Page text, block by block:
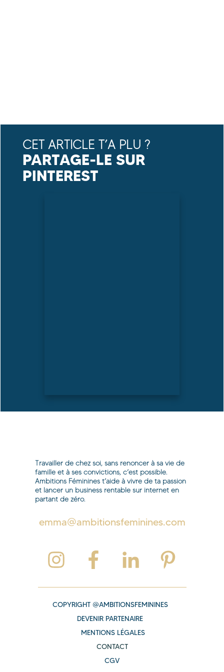
CET ARTICLE T’A PLU ?
PARTAGE-LE SUR
PINTEREST
Travailler de chez soi, sans renoncer à sa vie de
famille et à ses convictions, c’est possible.
Ambitions Féminines t’aide à vivre de ta passion
et lancer un business rentable sur internet en
partant de zéro.
emma@ambitionsfeminines.com
COPYRIGHT @AMBITIONSFEMININES
DEVENIR PARTENAIRE
MENTIONS LÉGALES
CONTACT
CGV